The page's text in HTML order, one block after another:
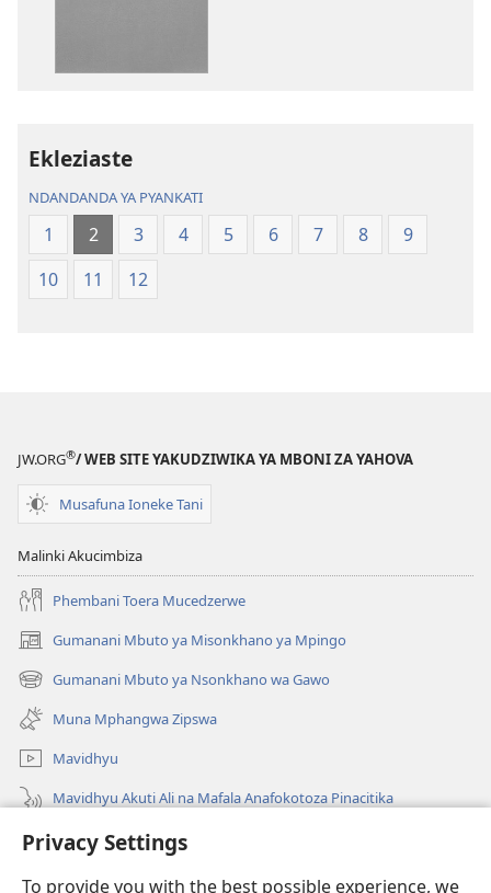
Privacy Settings
To provide you with the best possible experience, we
Ekleziaste
NDANDANDA YA PYANKATI
1 2 3 4 5 6 7 8
9
10
11 12
JW.ORG®/ WEB SITE YAKUDZIWIKA YA MBONI ZA YAHOVA
Musafuna Ioneke Tani
Malinki Akucimbiza
Phembani Toera Mucedzerwe
Gumanani Mbuto ya Misonkhano ya Mpingo
(opens
new
window)
Gumanani Mbuto ya Nsonkhano wa Gawo
(opens
new
window)
Muna Mphangwa Zipswa
Mavidhyu
Mavidhyu Akuti Ali na Mafala Anafokotoza Pinacitika
Fufudzani